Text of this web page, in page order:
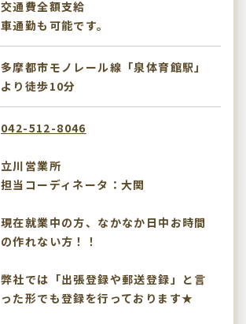
交通費全額支給
車通勤も可能です。
多摩都市モノレール線「泉体育館駅」
より徒歩10分
042-512-8046
立川営業所
担当コーディネータ：大関
現在就業中の方、なかなか日中お時間
の作れない方！！
弊社では「出張登録や郵送登録」と言
った形でも登録を行っております★